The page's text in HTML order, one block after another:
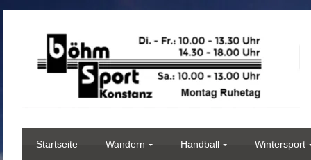
Startseite Wandern Handball Wintersport